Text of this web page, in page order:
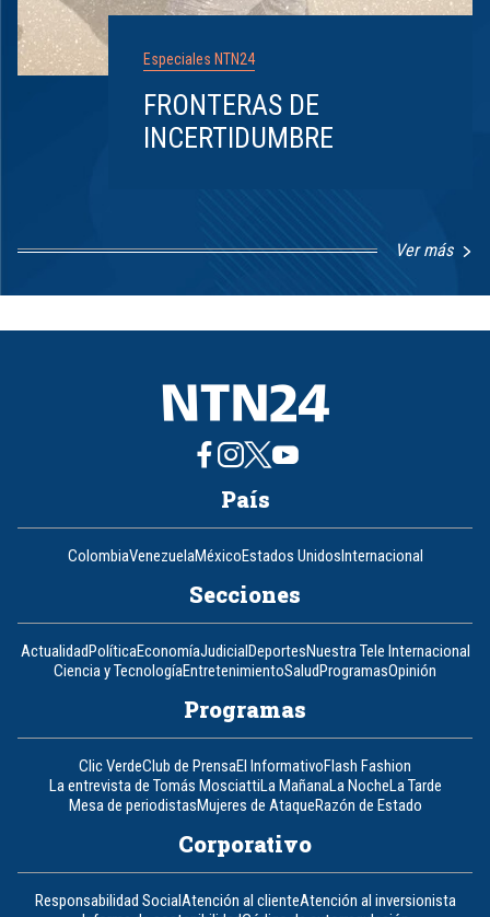
Especiales NTN24
FRONTERAS DE
INCERTIDUMBRE
Ver más
1
8
País
ColombiaVenezuelaMéxicoEstados UnidosInternacional
Secciones
ActualidadPolíticaEconomíaJudicialDeportesNuestra Tele Internacional
Ciencia y TecnologíaEntretenimientoSaludProgramasOpinión
Programas
Clic VerdeClub de PrensaEl InformativoFlash Fashion
La entrevista de Tomás MosciattiLa MañanaLa NocheLa Tarde
Mesa de periodistasMujeres de AtaqueRazón de Estado
Corporativo
Responsabilidad SocialAtención al clienteAtención al inversionista